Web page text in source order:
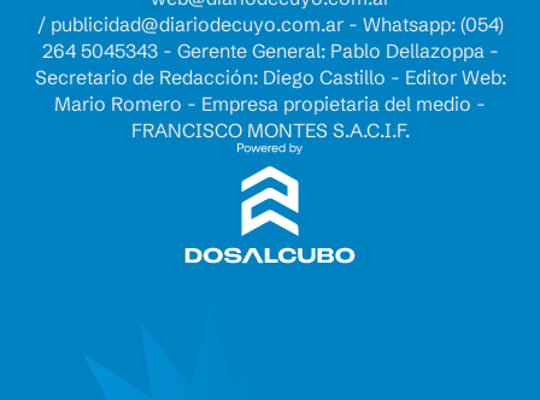
/ publicidad@diariodecuyo.com.ar- Whatsapp: (054)
264 5045343 - Gerente General: Pablo Dellazoppa -
Secretario de Redacción: Diego Castillo - Editor Web:
Mario Romero - Empresa propietaria del medio -
FRANCISCO MONTES S.A.C.I.F.